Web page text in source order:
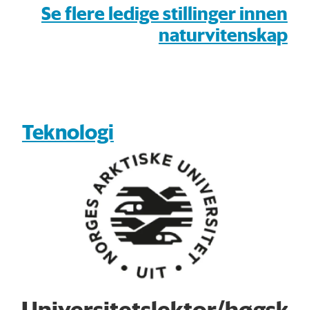
Se flere ledige stillinger innen
naturvitenskap
Teknologi